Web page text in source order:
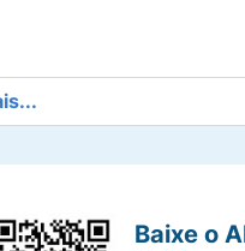
seu bebê
Baixe o